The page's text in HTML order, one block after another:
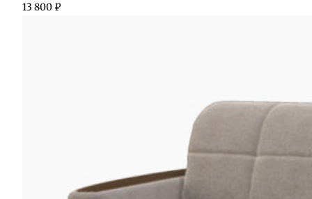
13 800 ₽